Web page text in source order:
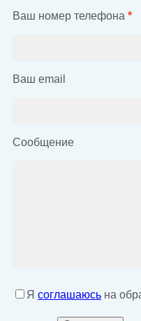
Ваш номер телефона *
Ваш email
Сообщение
Я соглашаюсь на